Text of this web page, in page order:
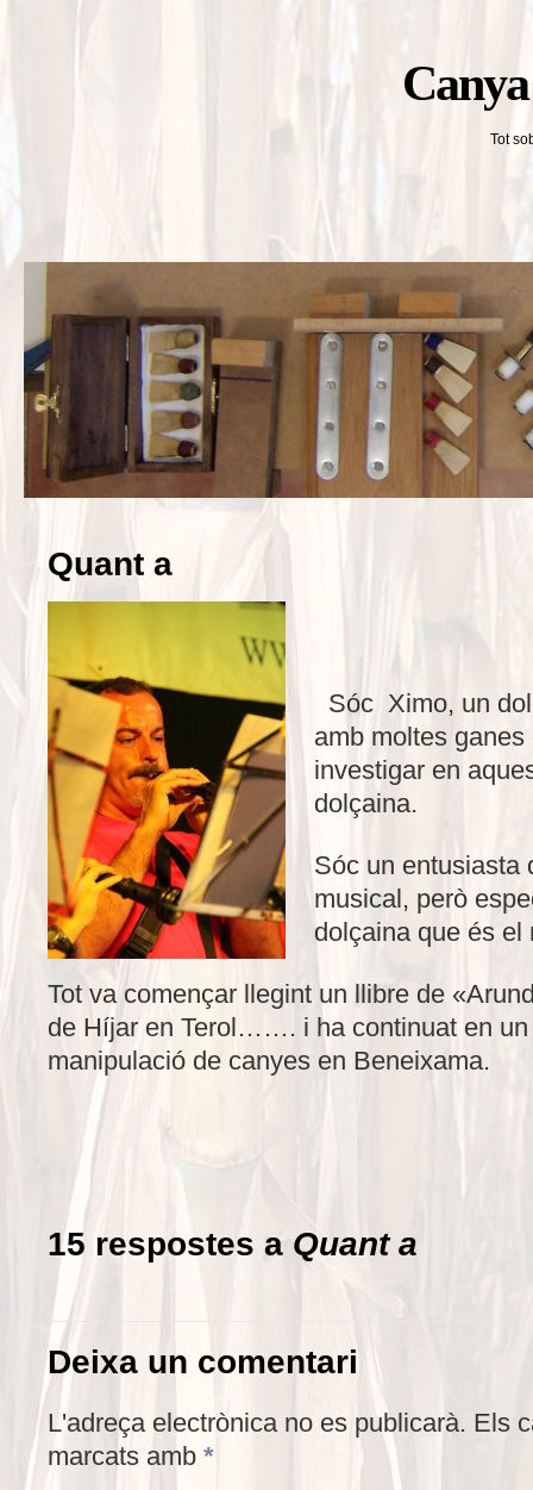
Tot
Quant a
Sóc Ximo, un
amb moltes
investigar en
dolçaina.
Sóc un entusiasta
musical, però
dolçaina que és el
Tot va començar llegint un llibre de
de Híjar en Terol……. i ha continuat en un
manipulació de canyes en Beneixama.
15 respostes a Quant a
Deixa un comentari
L'adreça electrònica no es publicarà. Els
marcats amb *